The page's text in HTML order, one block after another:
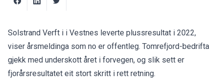
Solstrand Verft i i Vestnes leverte plussresultat i 2022,
viser årsmeldinga som no er offentleg. Tomrefjord-bedrifta
gjekk med underskott året i forvegen, og slik sett er
fjorårsresultatet eit stort skritt i rett retning.